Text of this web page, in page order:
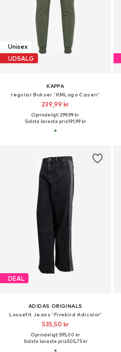
Unisex
UDSALG
KAPPA
regular Bukser 'KMLogo Caseri'
239,99 kr
Oprindeligt: 299,99 kr
Sidste laveste pris:191,99 kr
DEAL
ADIDAS ORIGINALS
Loosefit Jeans 'Firebird Adicolor'
535,50 kr
Oprindeligt: 595,00 kr
Sidste laveste pris:505,75 kr